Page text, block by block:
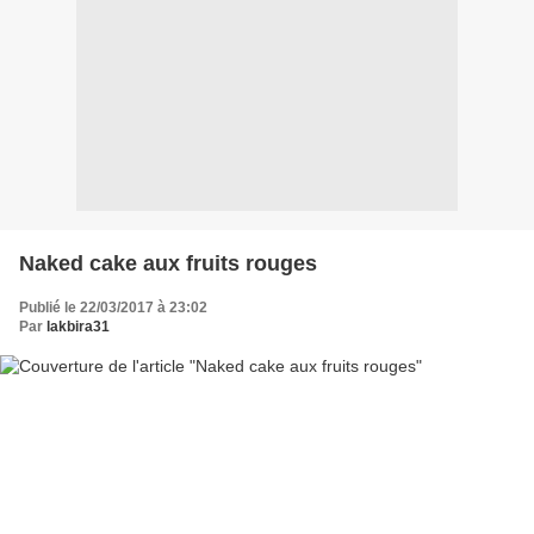
Naked cake aux fruits rouges
Publié le 22/03/2017 à 23:02
Par lakbira31